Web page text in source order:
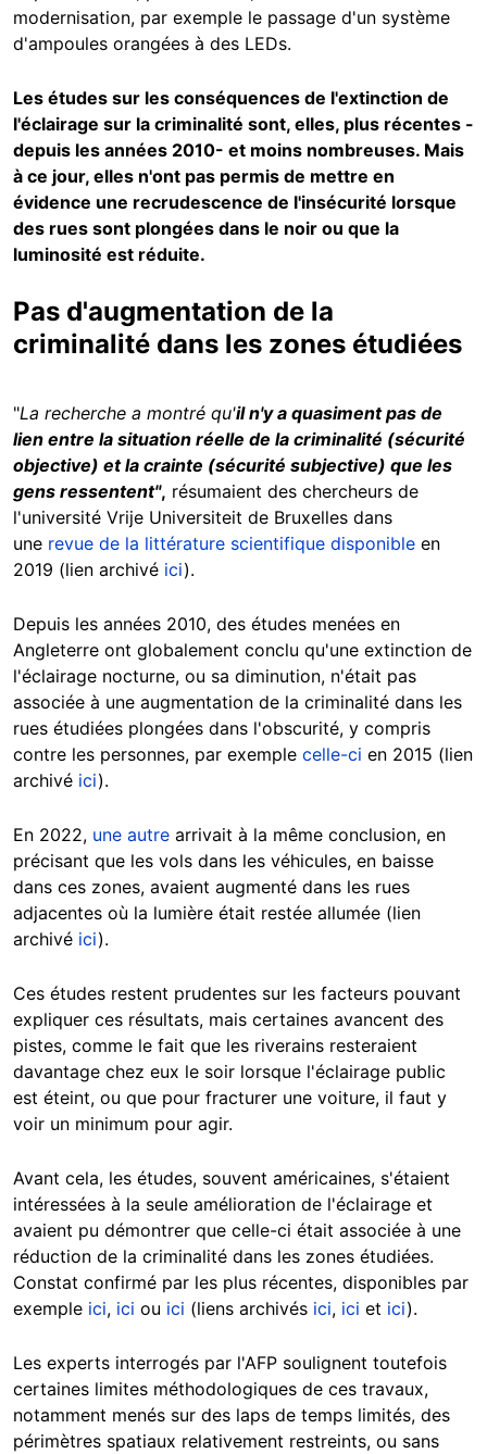
modernisation, par exemple le passage d'un système
d'ampoules orangées à des LEDs.
Les études sur les conséquences de l'extinction de
l'éclairage sur la criminalité sont, elles, plus récentes -
depuis les années 2010- et moins nombreuses. Mais
à ce jour, elles n'ont pas permis de mettre en
évidence une recrudescence de l'insécurité lorsque
des rues sont plongées dans le noir ou que la
luminosité est réduite.
Pas d'augmentation de la
criminalité dans les zones étudiées
"La recherche a montré qu'il n'y a quasiment pas de
lien entre la situation réelle de la criminalité (sécurité
objective) et la crainte (sécurité subjective) que les
gens ressentent", résumaient des chercheurs de
l'université Vrije Universiteit de Bruxelles dans
une revue de la littérature scientifique disponible en
2019 (lien archivé ici).
Depuis les années 2010, des études menées en
Angleterre ont globalement conclu qu'une extinction de
l'éclairage nocturne, ou sa diminution, n'était pas
associée à une augmentation de la criminalité dans les
rues étudiées plongées dans l'obscurité, y compris
contre les personnes, par exemple celle-ci en 2015 (lien
archivé ici).
En 2022, une autre arrivait à la même conclusion, en
précisant que les vols dans les véhicules, en baisse
dans ces zones, avaient augmenté dans les rues
adjacentes où la lumière était restée allumée (lien
archivé ici).
Ces études restent prudentes sur les facteurs pouvant
expliquer ces résultats, mais certaines avancent des
pistes, comme le fait que les riverains resteraient
davantage chez eux le soir lorsque l'éclairage public
est éteint, ou que pour fracturer une voiture, il faut y
voir un minimum pour agir.
Avant cela, les études, souvent américaines, s'étaient
intéressées à la seule amélioration de l'éclairage et
avaient pu démontrer que celle-ci était associée à une
réduction de la criminalité dans les zones étudiées.
Constat confirmé par les plus récentes, disponibles par
exemple ici, ici ou ici (liens archivés ici, ici et ici).
Les experts interrogés par l'AFP soulignent toutefois
certaines limites méthodologiques de ces travaux,
notamment menés sur des laps de temps limités, des
périmètres spatiaux relativement restreints, ou sans